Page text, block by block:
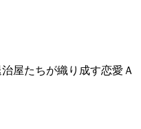
屋たちが織り成す恋愛Ａ